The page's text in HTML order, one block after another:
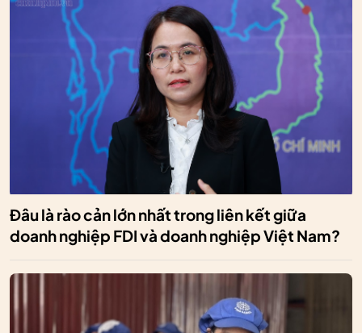
Đâu là rào cản lớn nhất trong liên kết giữa
doanh nghiệp FDI và doanh nghiệp Việt Nam?